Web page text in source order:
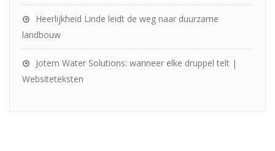
Heerlijkheid Linde leidt de weg naar duurzame
landbouw
Jotem Water Solutions: wanneer elke druppel telt |
Websiteteksten